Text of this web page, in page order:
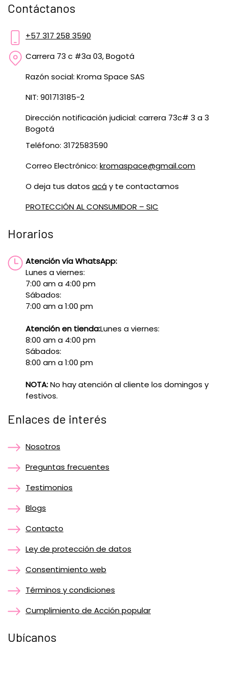
Contáctanos
+57 317 258 3590
Carrera 73 c #3a 03, Bogotá
Razón social: Kroma Space SAS
NIT: 901713185-2
Dirección notificación judicial: carrera 73c# 3 a 3
Bogotá
Teléfono: 3172583590
Correo Electrónico: kromaspace@gmail.com
O deja tus datos acáy te contactamos
PROTECCIÓN AL CONSUMIDOR – SIC
Horarios
Atención vía WhatsApp:
Lunes a viernes:
7:00 am a 4:00 pm
Sábados:
7:00 am a 1:00 pm
Atención en tienda:Lunes a viernes:
8:00 am a 4:00 pm
Sábados:
8:00 am a 1:00 pm
NOTA:No hay atención al cliente los domingos y
festivos.
Enlaces de interés
Nosotros
Preguntas frecuentes
Testimonios
Blogs
Contacto
Ley de protección de datos
Consentimiento web
Términos y condiciones
Cumplimiento de Acción popular
Ubícanos